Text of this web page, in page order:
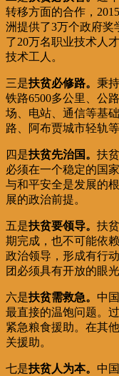
转移方面的合作，
洲提供了3万个政府奖
了20万名职业技术人
技术工人。
三是扶贫必修路。 秉
铁路6500多公里、公
场、电站、通信等基
路、阿布贾城市轻轨
四是扶贫先治国。 扶
必须在一个稳定的国
与和平安全是发展的
展的政治前提。
五是扶贫要领导。 扶
期完成，也不可能依
政治领导，形成有行
团必须具有开放的眼
六是扶贫需救急。 中
最直接的温饱问题。
紧急粮食援助。在其
关援助。
七是扶贫人为本。 中